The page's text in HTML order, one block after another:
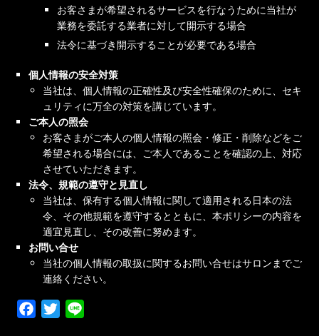
お客さまが希望されるサービスを行なうために当社が
業務を委託する業者に対して開示する場合
法令に基づき開示することが必要である場合
個人情報の安全対策
当社は、個人情報の正確性及び安全性確保のために、セキ
ュリティに万全の対策を講じています。
ご本人の照会
お客さまがご本人の個人情報の照会・修正・削除などをご
希望される場合には、ご本人であることを確認の上、対応
させていただきます。
法令、規範の遵守と見直し
当社は、保有する個人情報に関して適用される日本の法
令、その他規範を遵守するとともに、本ポリシーの内容を
適宜見直し、その改善に努めます。
お問い合せ
当社の個人情報の取扱に関するお問い合せはサロンまでご
連絡ください。